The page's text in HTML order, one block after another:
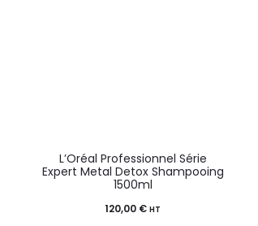
L’Oréal Professionnel Série
Expert Metal Detox Shampooing
1500ml
120,00 € HT